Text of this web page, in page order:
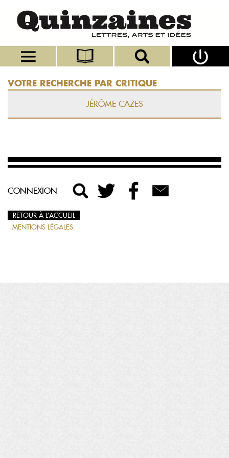
VOTRE RECHERCHE PAR CRITIQUE
JÉRÔME CAZES
CONNEXION
RETOUR À L’ACCUEIL
MENTIONS LÉGALES